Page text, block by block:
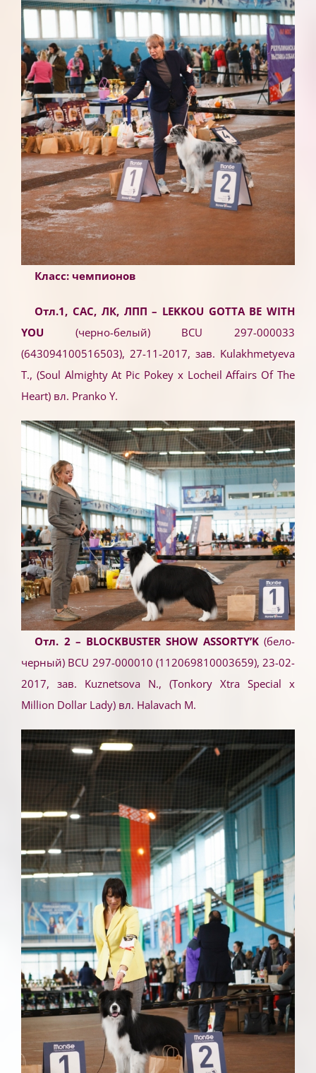
Класс: чемпионов
Отл.1, САС, ЛК, ЛПП – LEKKOU GOTTA BE WITH
YOU (черно-белый) BCU 297-000033
(643094100516503), 27-11-2017, зав. Kulakhmetyeva
T., (Soul Almighty At Pic Pokey x Locheil Affairs Of The
Heart) вл. Pranko Y.
Отл. 2 – BLOCKBUSTER SHOW ASSORTY’K(бело-
черный) BCU 297-000010 (112069810003659), 23-02-
2017, зав. Kuznetsova N., (Tonkory Xtra Special x
Million Dollar Lady) вл. Halavach M.